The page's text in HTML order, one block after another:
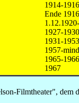
1914-
Ende
1927-1930
1931-1953
1957-
1965-1966
1967
Filmtheater", dem